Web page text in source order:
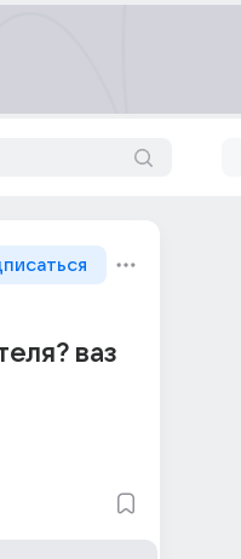
ваз